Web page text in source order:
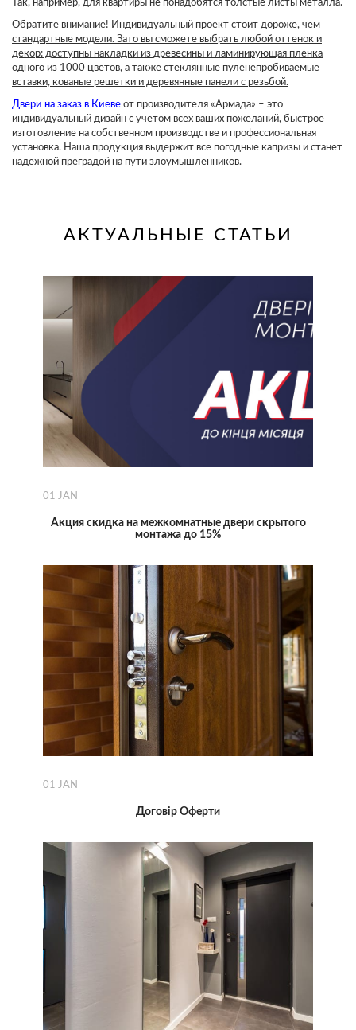
Так, например, для квартиры не понадобятся толстые листы металла.
Обратите внимание! Индивидуальный проект стоит дороже, чем
стандартные модели. Зато вы сможете выбрать любой оттенок и
декор: доступны накладки из древесины и ламинирующая пленка
одного из 1000 цветов, а также стеклянные пуленепробиваемые
вставки, кованые решетки и деревянные панели с резьбой.
Двери на заказ в Киеве от производителя «Армада» – это
индивидуальный дизайн с учетом всех ваших пожеланий, быстрое
изготовление на собственном производстве и профессиональная
установка. Наша продукция выдержит все погодные капризы и станет
надежной преградой на пути злоумышленников.
АКТУАЛЬНЫЕ СТАТЬИ
01 JAN
Акция скидка на межкомнатные двери скрытого
монтажа до 15%
01 JAN
Договір Оферти